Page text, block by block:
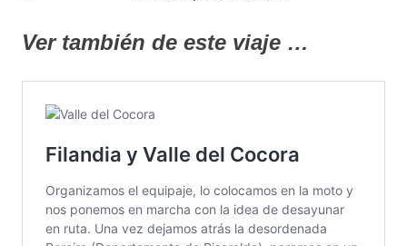
Ver también de este viaje …